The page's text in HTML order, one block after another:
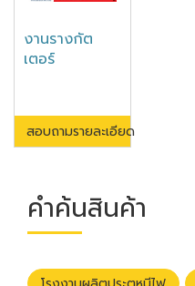
งานรางกัต
เตอร์
สอบถามรายละเอียด
คำค้นสินค้า